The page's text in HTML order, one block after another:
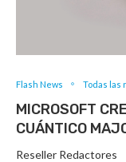
Flash News Todas las
MICROSOFT
CUÁNTICO
Reseller Redactores